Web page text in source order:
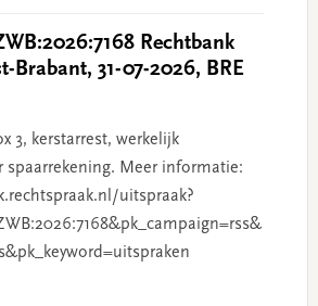
Rechtbank
Brabant, 31-07-2026, BRE
3, kerstarrest, werkelijk
spaarrekening. Meer informatie:
uitspraak?